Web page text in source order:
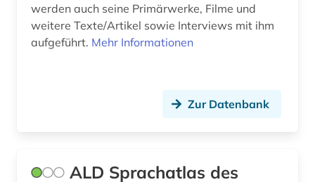
finnisch (1)
flaubert (1)
forschung (1)
werden auch seine Primärwerke, Filme und
weitere Texte/Artikel sowie Interviews mit ihm
aufgeführt. Mehr Informationen
Zur Datenbank
ALD Sprachatlas des